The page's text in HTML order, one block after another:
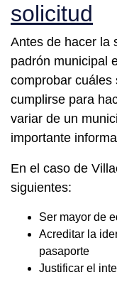
solicitud
Antes de hacer la
padrón municipal
comprobar cuáles
cumplirse para
variar de un
importante
En el caso de
siguientes:
Ser mayor de
Acreditar la
pasaporte
Justificar el